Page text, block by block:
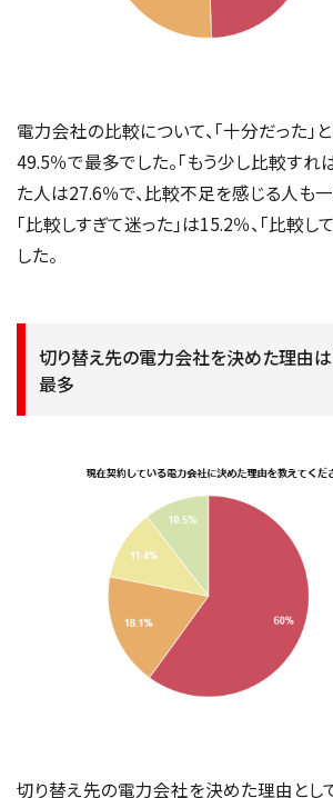
電力会社の比較について、「十分だった」
49.5％で最多でした。「もう少し比較すれ
た人は27.6％で、比較不足を感じる人も一
「比較しすぎて迷った」は15.2％、「比較し
した。
切り替え先の電力会社を決めた理由は
最多
切り替え先の電力会社を決めた理由として